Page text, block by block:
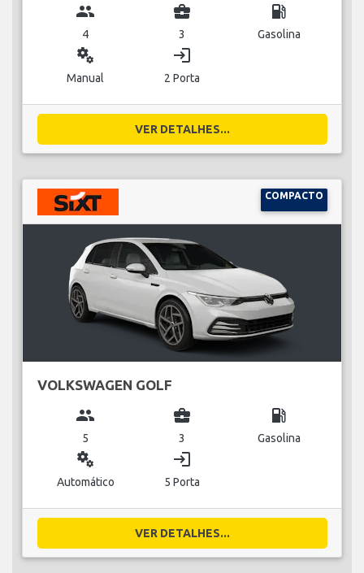
group
4
business_center
3
local_gas_station
Gasolina
miscellaneous_services
Manual
login
2 Porta
VER DETALHES...
COMPACTO
VOLKSWAGEN GOLF
group
5
business_center
3
local_gas_station
Gasolina
miscellaneous_services
Automático
login
5 Porta
VER DETALHES...